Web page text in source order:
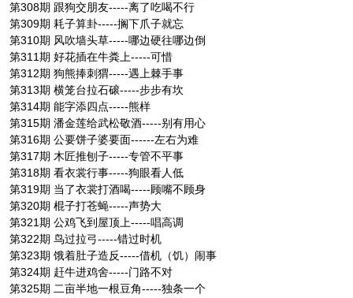
第308期 跟狗交朋友-----离了吃喝不行
第309期 耗子算卦-----搁下爪子就忘
第310期 风吹墙头草-----哪边硬往哪边倒
第311期 好花插在牛粪上-----可惜
第312期 狗熊捧刺猬-----遇上棘手事
第313期 横笼台拉石磙-----步步有坎
第314期 能字添四点-----熊样
第315期 潘金莲给武松敬酒-----别有用心
第316期 公要饼子婆要面------左右为难
第317期 木匠推刨子-----专管不平事
第318期 看衣裳行事-----狗眼看人低
第319期 当了衣裳打酒喝-----顾嘴不顾身
第320期 棍子打苍蝇-----声势大
第321期 公鸡飞到屋顶上-----唱高调
第322期 鸟过拉弓-----错过时机
第323期 饿着肚子造反-----借机（饥）闹事
第324期 赶牛进鸡舍-----门路不对
第325期 二亩半地一根豆角-----独条一个